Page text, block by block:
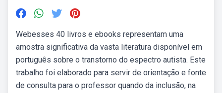
Webesses 40 livros e ebooks representam uma
amostra significativa da vasta literatura disponível em
português sobre o transtorno do espectro autista. Este
trabalho foi elaborado para servir de orientação e fonte
de consulta para o professor quando da inclusão, na